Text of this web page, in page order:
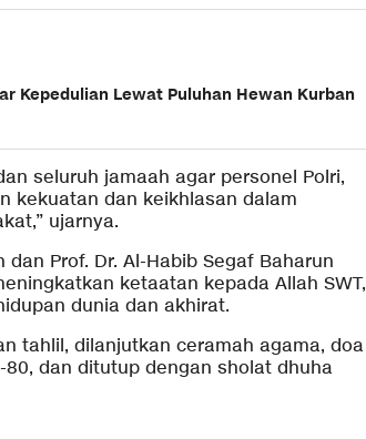
Kepedulian Lewat Puluhan Hewan Kurban
seluruh jamaah agar personel Polri,
kekuatan dan keikhlasan dalam
ujarnya.
Prof. Dr. Al-Habib Segaf Baharun
ketaatan kepada Allah SWT,
dunia dan akhirat.
tahlil, dilanjutkan ceramah agama, doa
dan ditutup dengan sholat dhuha